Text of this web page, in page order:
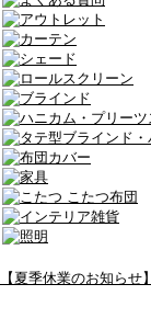
【夏季休業のお知らせ】